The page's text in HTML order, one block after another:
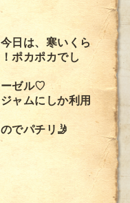
日は、寒いくら
ポカポカでし
ーゼル♡
ャムにしか利用
でパチリ🤳